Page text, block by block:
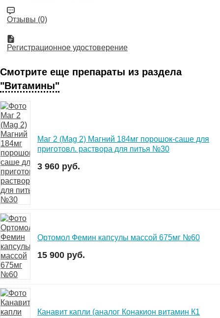
Отзывы (0)
Регистрационное удостоверение
Смотрите еще препараты из раздела
"Витамины"
Маг 2 (Mag 2) Магний 184мг порошок-саше для
приготовл. раствора для питья №30
3 960 руб.
Ортомол Фемин капсулы массой 675мг №60
15 900 руб.
Канавит капли (аналог Конакион витамин К1